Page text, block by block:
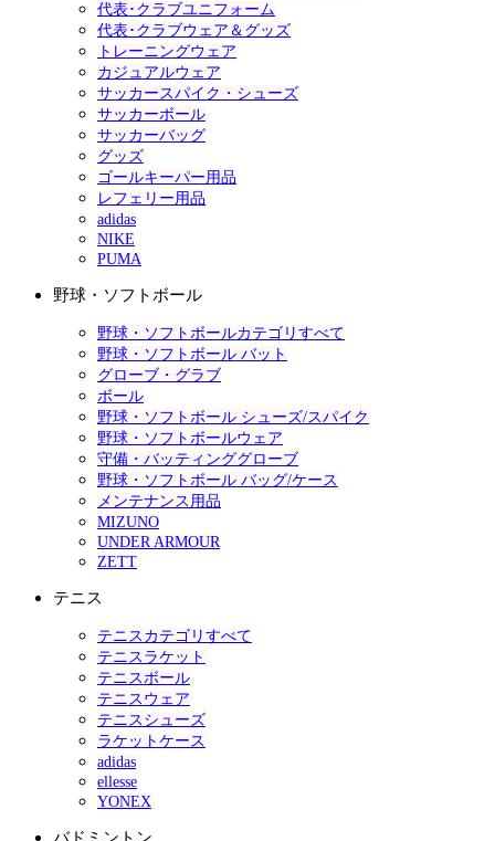
代表･クラブユニフォーム
代表･クラブウェア＆グッズ
トレーニングウェア
カジュアルウェア
サッカースパイク・シューズ
サッカーボール
サッカーバッグ
グッズ
ゴールキーパー用品
レフェリー用品
adidas
NIKE
PUMA
野球・ソフトボール
野球・ソフトボールカテゴリすべて
野球・ソフトボール バット
グローブ・グラブ
ボール
野球・ソフトボール シューズ/スパイク
野球・ソフトボールウェア
守備・バッティンググローブ
野球・ソフトボール バッグ/ケース
メンテナンス用品
MIZUNO
UNDER ARMOUR
ZETT
テニス
テニスカテゴリすべて
テニスラケット
テニスボール
テニスウェア
テニスシューズ
ラケットケース
adidas
ellesse
YONEX